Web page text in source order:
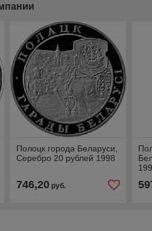
Полоцк города Беларуси,
Серебро 20 рублей 1998
746,20руб.